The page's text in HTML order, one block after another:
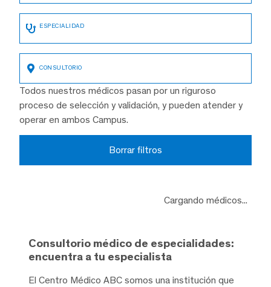
Todos nuestros médicos pasan por un riguroso
proceso de selección y validación, y pueden atender y
operar en ambos Campus.
Borrar filtros
Cargando médicos...
Consultorio médico de especialidades:
encuentra a tu especialista
El Centro Médico ABC somos una institución que